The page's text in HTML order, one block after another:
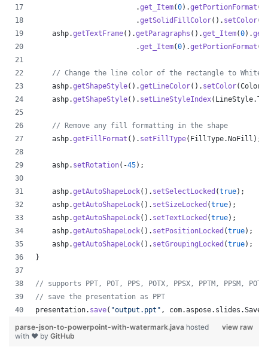
                        .
get_Item(0).getPortionFormat
                        .
getSolidFillColor(). setColor(
ashp.getTextFrame().getParagraphs ().get_Item(0).
                        .
get_Item(0).getPortionFormat
// Change the line color of the rectangle to White
ashp.getShapeStyle().getLineColor(). setColor(Color
ashp.getShapeStyle(). setLineStyleIndex( LineStyle.
// Remove any fill formatting in the shape
ashp.getFillFormat (). setFillType( FillType. NoFill );
ashp. setRotation(-45);
ashp.getAutoShapeLock(). setSelectLocked (true);
ashp.getAutoShapeLock(). setSizeLocked (true);
ashp.getAutoShapeLock(). setTextLocked (true);
ashp.getAutoShapeLock(). setPositionLocked (true);
ashp.getAutoShapeLock(). setGroupingLocked (true);
}
// supports PPT, POT, PPS, POTX, PPSX, PPTM, PPSM,
// save the presentation as PPT
presentation. save( "output.ppt" , com.aspose. slides .
view raw
parse-json-to-powerpoint-with-watermark.java hosted
with ❤ by GitHub